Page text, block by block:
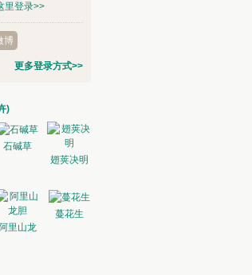
里登录>>
博
更多登录方式>>
)
石碱草
翅荚决明
阿里山龙
蔓花生